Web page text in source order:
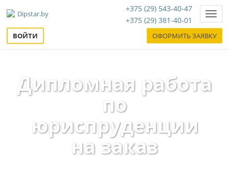
+375 (29) 543-40-47
+375 (29) 381-40-01
ВОЙТИ ОФОРМИТЬ ЗАЯВКУ
Дипломная работа
по
юриспруденции
на заказ